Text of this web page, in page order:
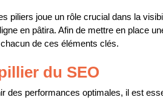
piliers joue un rôle crucial dans la
en pâtira. Afin de mettre en place
de ces éléments clés.
du SEO
des performances optimales, il est